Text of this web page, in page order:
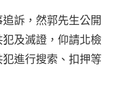
訴，然郭先生公開
及滅證，仰請北檢
進行搜索、扣押等